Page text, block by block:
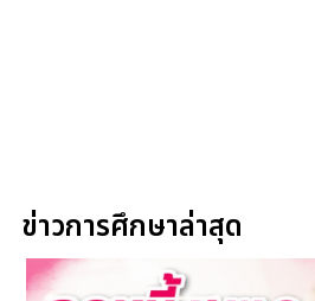
ข่าวการศึกษาล่าสุด